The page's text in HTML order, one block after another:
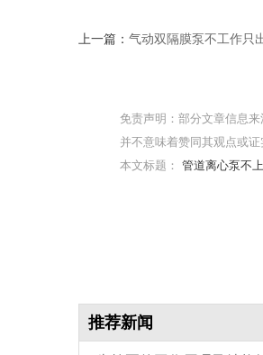
上一篇： 气动双隔膜泵不工作只
免责声明：部分文章信息
并不意味着赞同其观点或
本文标题： 管道离心泵不
推荐新闻